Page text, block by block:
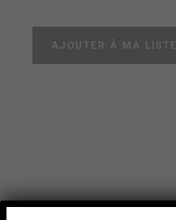
AJOUTER À MA LISTE